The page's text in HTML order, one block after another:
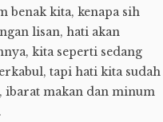
benak kita, kenapa sih
lisan, hati akan
kita seperti sedang
tapi hati kita sudah
ibarat makan dan minum